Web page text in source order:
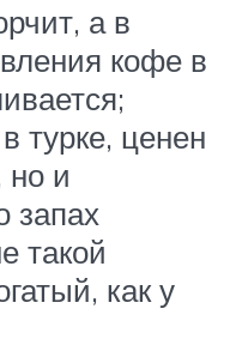
а в
кофе в
турке, ценен
но и
запах
такой
как у